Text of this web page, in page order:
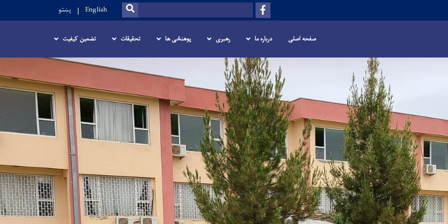
content
Facebook
Search
SEARCH
English پښتو
صفحه اصلی درباره ما رهبری پوهنځی ها تحقیقات تضمین کیفیت